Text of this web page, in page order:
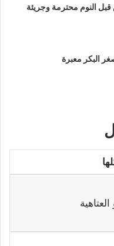
البكر معبرة
العتاهية